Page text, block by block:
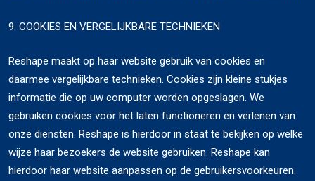
9. COOKIES EN VERGELIJKBARE TECHNIEKEN
Reshape maakt op haar website gebruik van cookies en
daarmee vergelijkbare technieken. Cookies zijn kleine stukjes
informatie die op uw computer worden opgeslagen. We
gebruiken cookies voor het laten functioneren en verlenen van
onze diensten. Reshape is hierdoor in staat te bekijken op welke
wijze haar bezoekers de website gebruiken. Reshape kan
hierdoor haar website aanpassen op de gebruikersvoorkeuren.